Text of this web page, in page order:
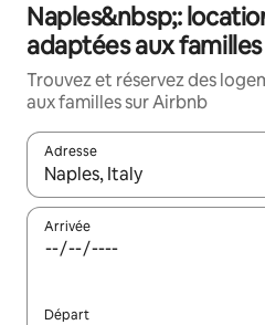
Naples&nbsp;:
adaptées aux familles
Trouvez et réservez des
aux familles sur Airbnb
Adresse
Lorsque les résultats
Arrivée
Départ